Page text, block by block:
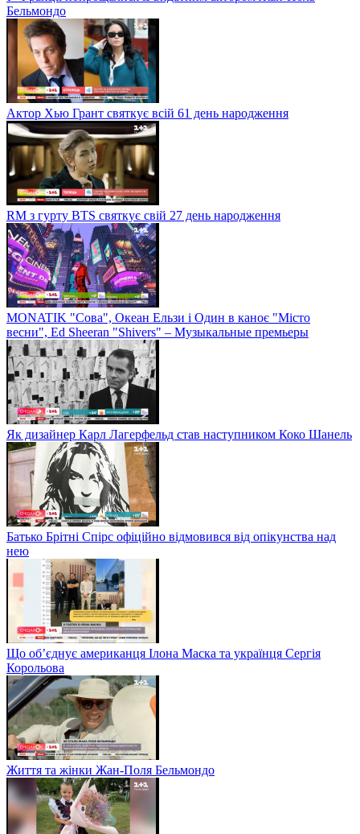
Бельмондо
Актор Хью Грант святкує всій 61 день народження
RM з гурту BTS святкує свій 27 день народження
MONATIK "Сова", Океан Ельзи і Один в каноє "Місто
весни", Ed Sheeran "Shivers" – Музыкальные премьеры
Як дизайнер Карл Лагерфельд став наступником Коко Шанель
Батько Брітні Спірс офіційно відмовився від опікунства над
нею
Що об’єднує американця Ілона Маска та українця Сергія
Корольова
Життя та жінки Жан-Поля Бельмондо